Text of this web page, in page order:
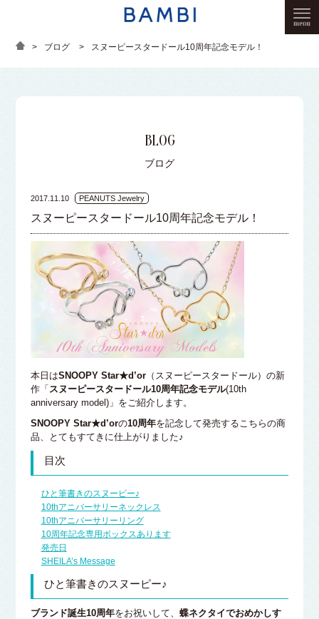
> ブログ > スヌーピースタードール10周年記念モデル！
BLOG
ブログ
2017.11.10 PEANUTS Jewelry
スヌーピースタードール10周年記念モデル！
本日はSNOOPY Star★d’or（スヌーピースタードール）の新
作「 スヌーピースタードール10周年記念モデル(10th
anniversary model)」をご紹介します。
SNOOPY Star★d’orの10周年を記念して発売するこちらの商
品、とてもすてきに仕上がりました♪
目次
ひと筆書きのスヌーピー♪
10thアニバーサリーネックレス
10thアニバーサリーリング
10周年記念専用ボックスあります
発売日
SHEILA’s Message
ひと筆書きのスヌーピー♪
ブランド誕生10周年をお祝いして、 蝶ネクタイでおめかしす